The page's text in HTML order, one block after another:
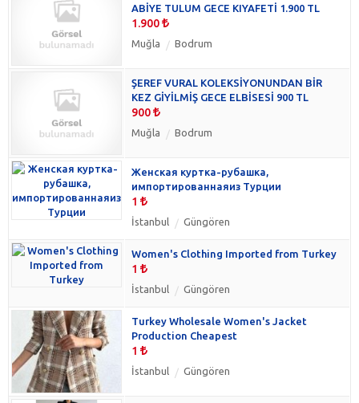
Kazak (0)
Pantolon
Şort (0)
Tişört (0)
ABİYE TULUM GECE KIYAFETİ 1.900 TL
1.900
Muğla Bodrum
ŞEREF VURAL KOLEKSİYONUNDAN BİR
KEZ GİYİLMİŞ GECE ELBİSESİ 900 TL
900
Muğla Bodrum
Женская куртка-рубашка,
импортированнаяиз Турции
1
İstanbul Güngören
Women's Clothing Imported from Turkey
1
İstanbul Güngören
Turkey Wholesale Women's Jacket
Production Cheapest
1
İstanbul Güngören